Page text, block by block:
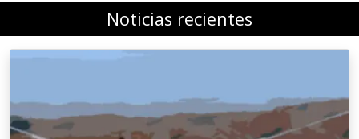
Noticias recientes